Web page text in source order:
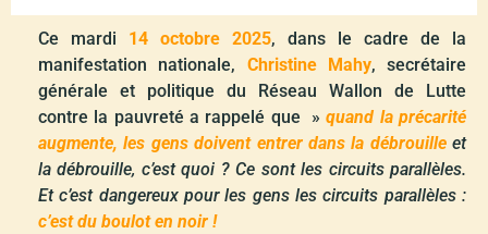
Ce mardi 14 octobre 2025, dans le cadre de la
manifestation nationale, Christine Mahy, secrétaire
générale et politique du Réseau Wallon de Lutte
contre la pauvreté a rappelé que »quand la précarité
augmente, les gens doivent entrer dans la débrouilleet
la débrouille, c’est quoi ? Ce sont les circuits parallèles.
Et c’est dangereux pour les gens les circuits parallèles :
c’est du boulot en noir !